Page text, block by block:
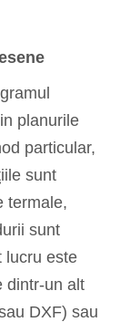
planurile
particular,
sunt
termale,
sunt
lucru este
dintr-un alt
DXF) sau